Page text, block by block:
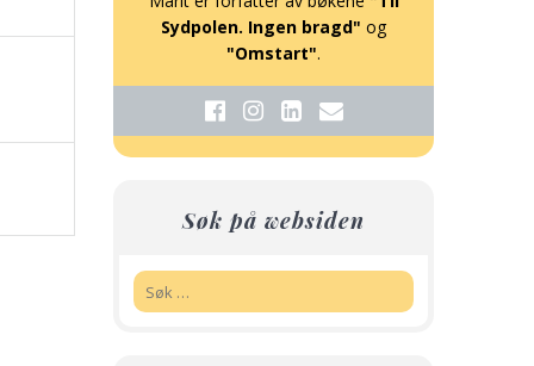
Sydpolen. Ingen bragd" og
"Omstart".
Søk på websiden